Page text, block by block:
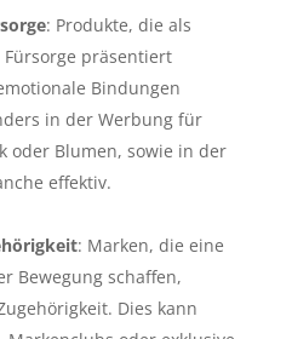
: Produkte, die als
präsentiert
Bindungen
in der Werbung für
oder Blumen, sowie in der
effektiv.
: Marken, die eine
Bewegung schaffen,
Dies kann